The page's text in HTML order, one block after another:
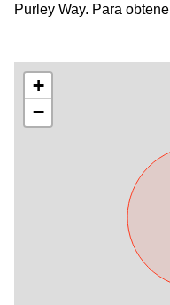
Purley Way. Para
+
−